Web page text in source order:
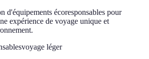
d'équipements écoresponsables pour
expérience de voyage unique et
voyage léger